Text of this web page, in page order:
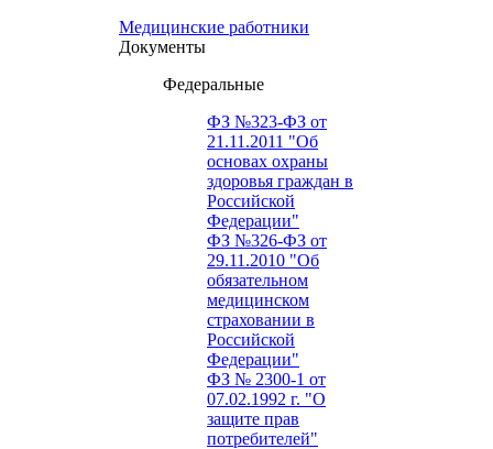
Медицинские работники
Документы
Федеральные
ФЗ №323-ФЗ от
21.11.2011 "Об
основах охраны
здоровья граждан в
Российской
Федерации"
ФЗ №326-ФЗ от
29.11.2010 "Об
обязательном
медицинском
страховании в
Российской
Федерации"
ФЗ № 2300-1 от
07.02.1992 г. "О
защите прав
потребителей"